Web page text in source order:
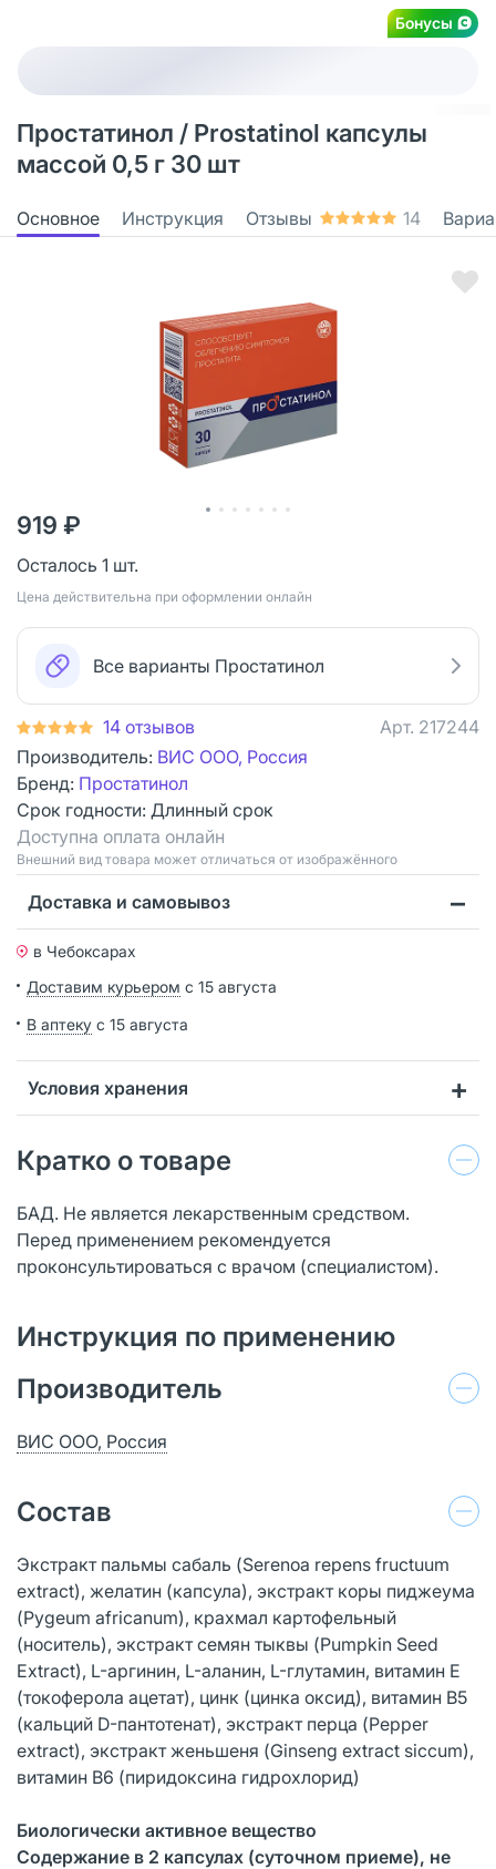
Бонусы
Простатинол / Prostatinol капсулы
массой 0,5 г 30 шт
Основное Инструкция Отзывы 14
919 ₽
Осталось 1 шт.
Цена действительна при оформлении онлайн
Все варианты Простатинол
14 отзывов Арт. 217244
Производитель: ВИС ООО, Россия
Бренд: Простатинол
Срок годности: Длинный срок
Доступна оплата онлайн
Bнешний вид товара может отличаться от изображённого
Доставка и самовывоз
в Чебоксарах
Доставим курьером с 15 августа
В аптеку с 15 августа
Условия хранения
Кратко о товаре
БАД. Не является лекарственным средством.
Перед применением рекомендуется
проконсультироваться с врачом (специалистом).
Инструкция по применению
Производитель
ВИС ООО, Россия
Состав
Экстракт пальмы сабаль (Serenoa repens fructuum
extract), желатин (капсула), экстракт коры пиджеума
(Pygeum africanum), крахмал картофельный
(носитель), экстракт семян тыквы (Pumpkin Seed
Extract), L-аргинин, L-аланин, L-глутамин, витамин Е
(токоферола ацетат), цинк (цинка оксид), витамин В5
(кальций D-пантотенат), экстракт перца (Pepper
extract), экстракт женьшеня (Ginseng extract siccum),
витамин В6 (пиридоксина гидрохлорид)
Биологически активное вещество
Содержание в 2 капсулах (суточном приеме), не